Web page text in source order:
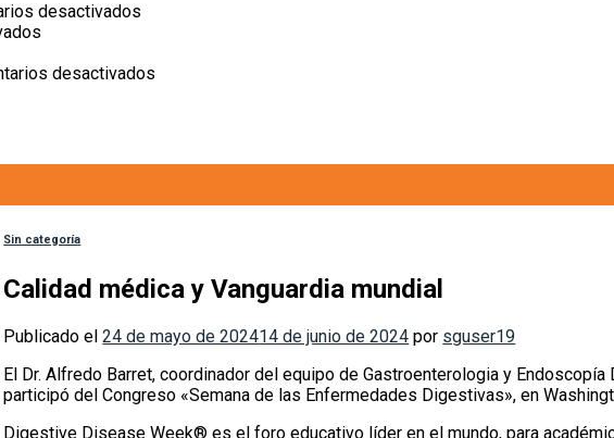
desactivados
de
tecnología
desactivados
Sin categoría
Calidad médica y Vanguardia mundial
Publicado el24 de mayo de 202414 de junio de 2024 por sguser19
El Dr. Alfredo Barret, coordinador del equipo de Gastroenterologia y Endoscopía
participó del Congreso «Semana de las Enfermedades Digestivas», en
Digestive Disease Week® es el foro educativo líder en el mundo, para